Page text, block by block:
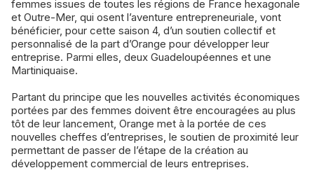
femmes issues de toutes les régions de France hexagonale
et Outre-Mer, qui osent l’aventure entrepreneuriale, vont
bénéficier, pour cette saison 4, d’un soutien collectif et
personnalisé de la part d’Orange pour développer leur
entreprise. Parmi elles, deux Guadeloupéennes et une
Martiniquaise.
Partant du principe que les nouvelles activités économiques
portées par des femmes doivent être encouragées au plus
tôt de leur lancement, Orange met à la portée de ces
nouvelles cheffes d’entreprises, le soutien de proximité leur
permettant de passer de l’étape de la création au
développement commercial de leurs entreprises.